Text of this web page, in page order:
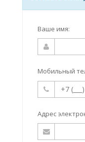
Ваше имя:
Мобильный
Адрес